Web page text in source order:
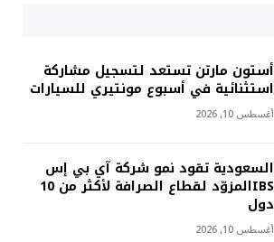
أستون مارتن تستعد لتسجيل مشاركة
استثنائية في أسبوع مونتيري للسيارات
أغسطس 10, 2026
السعودية تقود نمو شركة آي بي إس
IBSالمزوّد لقطاع الصرافة لأكثر من 10
دول
أغسطس 10, 2026